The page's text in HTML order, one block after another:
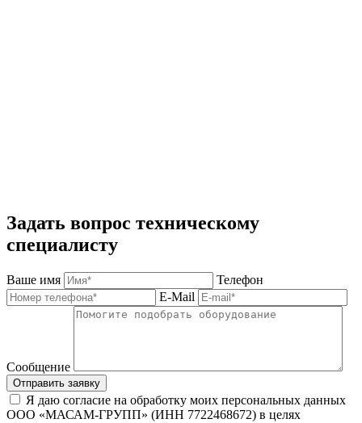
Задать вопрос техническому
специалисту
Ваше имя
Телефон
E-Mail
Сообщение
Отправить заявку
Я даю согласие на обработку моих персональных данных
ООО «МАСАМ-ГРУПП» (ИНН 7722468672) в целях